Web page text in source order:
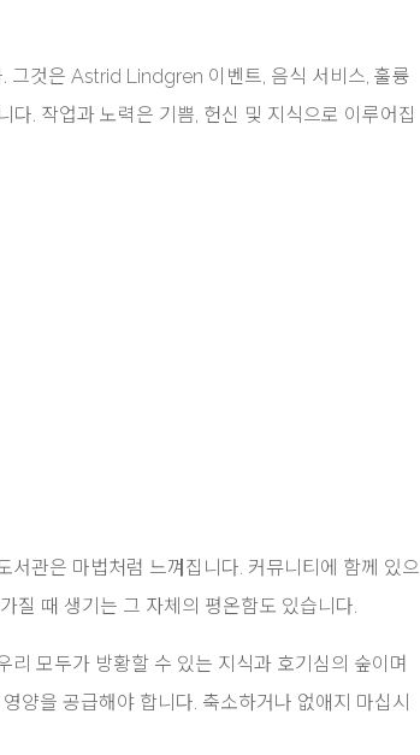
그것은 Astrid Lindgren 이벤트, 음식 서비스, 훌륭
. 작업과 노력은 기쁨, 헌신 및 지식으로 이루어집
관은 마법처럼 느껴집니다. 커뮤니티에 함께 있으
질 때 생기는 그 자체의 평온함도 있습니다.
모두가 방황할 수 있는 지식과 호기심의 숲이며
양을 공급해야 합니다. 축소하거나 없애지 마십시